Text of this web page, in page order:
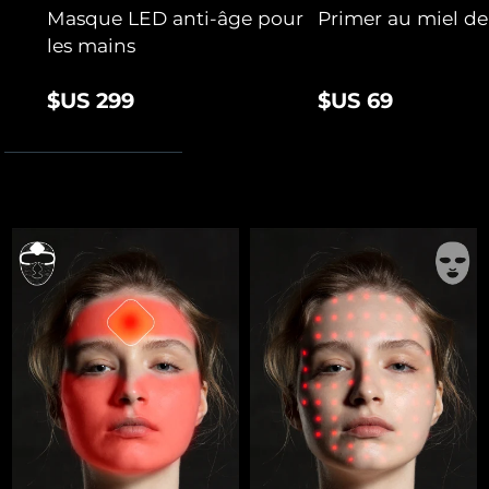
Masque LED anti-âge pour
les mains
$US 299
Primer au miel
$US 69